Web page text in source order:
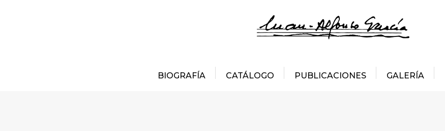
BIOGRAFÍA CATÁLOGO PUBLICACIONES GALERÍA